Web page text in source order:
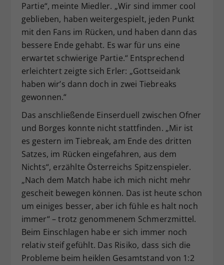
Partie“, meinte Miedler. „Wir sind immer cool
geblieben, haben weitergespielt, jeden Punkt
mit den Fans im Rücken, und haben dann das
bessere Ende gehabt. Es war für uns eine
erwartet schwierige Partie.“ Entsprechend
erleichtert zeigte sich Erler: „Gottseidank
haben wir’s dann doch in zwei Tiebreaks
gewonnen.“
Das anschließende Einserduell zwischen Ofner
und Borges konnte nicht stattfinden. „Mir ist
es gestern im Tiebreak, am Ende des dritten
Satzes, im Rücken eingefahren, aus dem
Nichts“, erzählte Österreichs Spitzenspieler.
„Nach dem Match habe ich mich nicht mehr
gescheit bewegen können. Das ist heute schon
um einiges besser, aber ich fühle es halt noch
immer“ – trotz genommenem Schmerzmittel.
Beim Einschlagen habe er sich immer noch
relativ steif gefühlt. Das Risiko, dass sich die
Probleme beim heiklen Gesamtstand von 1:2